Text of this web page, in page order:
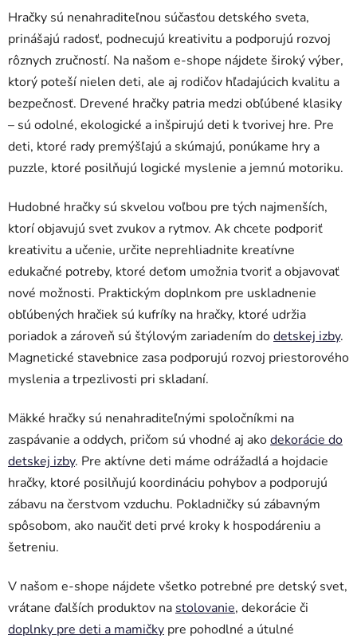
l
á
d
a
c
i
e
p
r
v
y
v
ý
p
i
s
u
Hračky sú nenahraditeľnou súčasťou detského sveta,
prinášajú radosť, podnecujú kreativitu a podporujú rozvoj
rôznych zručností. Na našom e-shope nájdete široký výber,
ktorý poteší nielen deti, ale aj rodičov hľadajúcich kvalitu a
bezpečnosť. Drevené hračky patria medzi obľúbené klasiky
– sú odolné, ekologické a inšpirujú deti k tvorivej hre. Pre
deti, ktoré rady premýšľajú a skúmajú, ponúkame hry a
puzzle, ktoré posilňujú logické myslenie a jemnú motoriku.
Hudobné hračky sú skvelou voľbou pre tých najmenších,
ktorí objavujú svet zvukov a rytmov. Ak chcete podporiť
kreativitu a učenie, určite neprehliadnite kreatívne
edukačné potreby, ktoré deťom umožnia tvoriť a objavovať
nové možnosti. Praktickým doplnkom pre uskladnenie
obľúbených hračiek sú kufríky na hračky, ktoré udržia
poriadok a zároveň sú štýlovým zariadením dodetskej izby.
Magnetické stavebnice zasa podporujú rozvoj priestorového
myslenia a trpezlivosti pri skladaní.
Mäkké hračky sú nenahraditeľnými spoločníkmi na
zaspávanie a oddych, pričom sú vhodné aj akodekorácie do
detskej izby. Pre aktívne deti máme odrážadlá a hojdacie
hračky, ktoré posilňujú koordináciu pohybov a podporujú
zábavu na čerstvom vzduchu. Pokladničky sú zábavným
spôsobom, ako naučiť deti prvé kroky k hospodáreniu a
šetreniu.
V našom e-shope nájdete všetko potrebné pre detský svet,
vrátane ďalších produktov na stolovanie, dekorácie či
doplnky pre deti a mamičky pre pohodlné a útulné